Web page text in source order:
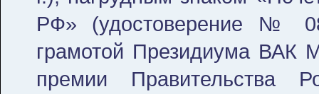
РФ» (удостоверение №
грамотой Президиума ВАК
премии Правительства